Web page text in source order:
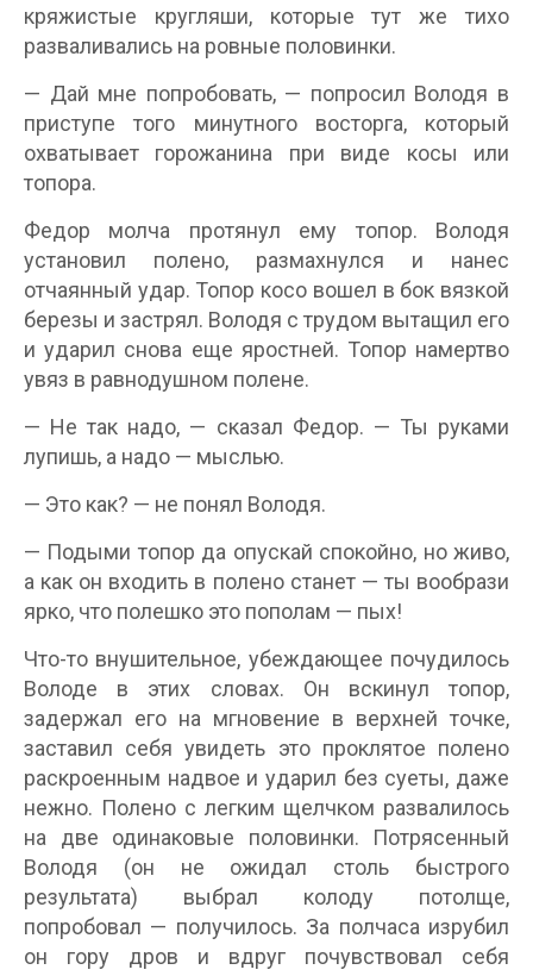
кряжистые кругляши, которые тут же тихо
разваливались на ровные половинки.
— Дай мне попробовать, — попросил Володя в
приступе того минутного восторга, который
охватывает горожанина при виде косы или
топора.
Федор молча протянул ему топор. Володя
установил полено, размахнулся и нанес
отчаянный удар. Топор косо вошел в бок вязкой
березы и застрял. Володя с трудом вытащил его
и ударил снова еще яростней. Топор намертво
увяз в равнодушном полене.
— Не так надо, — сказал Федор. — Ты руками
лупишь, а надо — мыслью.
— Это как? — не понял Володя.
— Подыми топор да опускай спокойно, но живо,
а как он входить в полено станет — ты вообрази
ярко, что полешко это пополам — пых!
Что-то внушительное, убеждающее почудилось
Володе в этих словах. Он вскинул топор,
задержал его на мгновение в верхней точке,
заставил себя увидеть это проклятое полено
раскроенным надвое и ударил без суеты, даже
нежно. Полено с легким щелчком развалилось
на две одинаковые половинки. Потрясенный
Володя (он не ожидал столь быстрого
результата) выбрал колоду потолще,
попробовал — получилось. За полчаса изрубил
он гору дров и вдруг почувствовал себя